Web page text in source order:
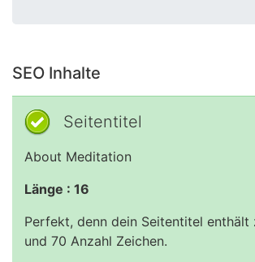
SEO Inhalte
Seitentitel
About Meditation
Länge : 16
Perfekt, denn dein Seitentitel enthält
und 70 Anzahl Zeichen.